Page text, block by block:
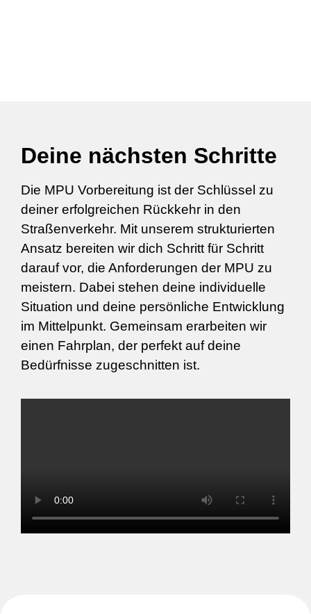
Deine nächsten Schritte
Die MPU Vorbereitung ist der Schlüssel zu
deiner erfolgreichen Rückkehr in den
Straßenverkehr. Mit unserem strukturierten
Ansatz bereiten wir dich Schritt für Schritt
darauf vor, die Anforderungen der MPU zu
meistern. Dabei stehen deine individuelle
Situation und deine persönliche Entwicklung
im Mittelpunkt. Gemeinsam erarbeiten wir
einen Fahrplan, der perfekt auf deine
Bedürfnisse zugeschnitten ist.